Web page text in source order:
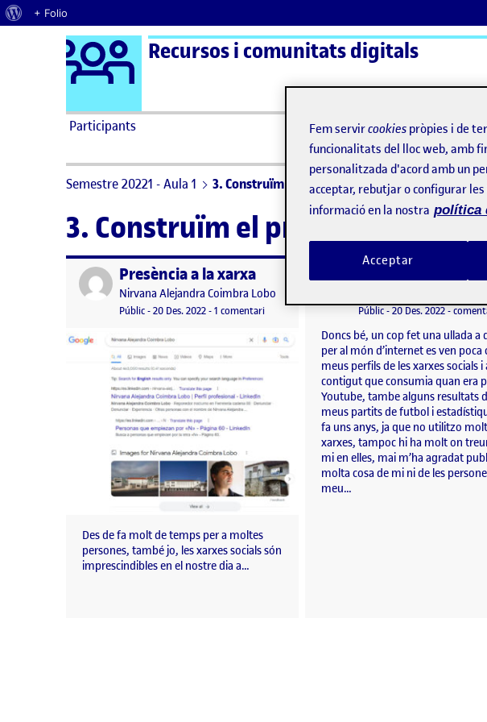
Quant al WordPress
+ Folio
Saltar al contingut Logo Ágora
Recursos i comunitats digitals
Participants ActiFolios
Semestre 20221 - Aula 1 3. Construïm el projecte!
3. Construïm el projecte!
Publicat perPresència a la xarxa
Publicat per
Nirvana Alejandra Coimbra Lobo
Visibilitat:
Públic-Data de publicació
20 Des. 2022-1 comentaria Presència a la xarxa
Des de fa molt de temps per a moltes
persones, també jo, les xarxes socials són
imprescindibles en el nostre dia a…
Presència a la
Visibilitat:
Públic-Data de publicació
20 Des. 202220
-
Doncs bé, un cop fet una ullada a
per al món d’internet es ven poca
meus perfils de les xarxes socials i
contigut que consumia quan era
Youtube, tambe alguns resultats
meus partits de futbol i
fa uns anys, ja que no utilitzo
xarxes, tampoc hi ha molt on
mi en elles, mai m’ha agradat
molta cosa de mi ni de les
meu…
Fem servircookies pròpies i de
funcionalitats del lloc web, amb
personalitzada d'acord amb un
acceptar, rebutjar o configurar
informació en la nostra política
Acceptar